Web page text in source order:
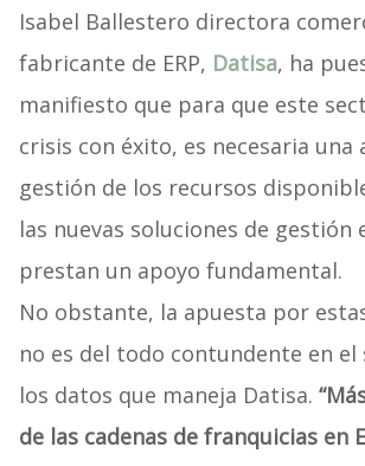
Isabel Ballestero directora
fabricante de ERP, Datisa, ha
manifiesto que para que este
crisis con éxito, es necesaria una
gestión de los recursos
las nuevas soluciones de gestión
prestan un apoyo fundamental.
No obstante, la apuesta por
no es del todo contundente en el
los datos que maneja Datisa.
de las cadenas de franquicias en